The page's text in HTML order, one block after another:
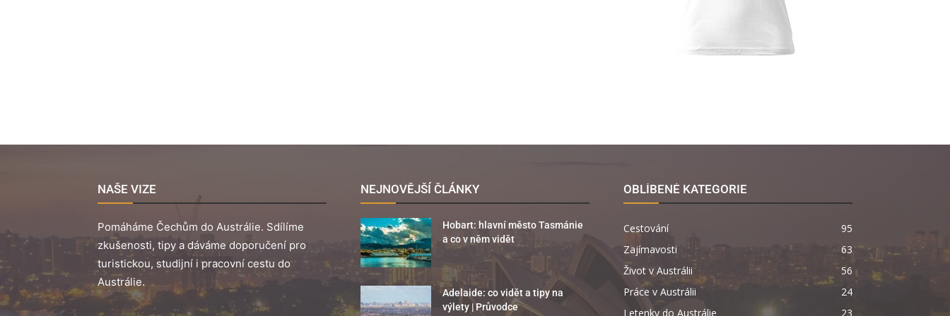
NAŠE VIZE
Pomáháme Čechům do Austrálie. Sdílíme
zkušenosti, tipy a dáváme doporučení pro
turistickou, studijní i pracovní cestu do
Austrálie.
NEJNOVĚJŠÍ ČLÁNKY
Hobart: hlavní město Tasmánie
a co v něm vidět
Adelaide: co vidět a tipy na
výlety | Průvodce
OBLÍBENÉ KATEGORIE
Cestování
95
Zajímavosti
63
Život v Austrálii
56
Práce v Austrálii
24
Letenky do Austrálie
23